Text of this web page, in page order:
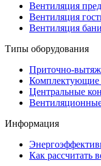
Вентиляция
Вентиляция
Вентиляция
Типы оборудования
Приточно-
Комплектующие
Центральные
Информация
Как рассчитать